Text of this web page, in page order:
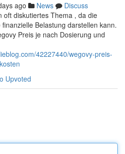
ago News
Discuss
oft diskutiertes Thema , da die
Belastung darstellen kann.
Preis je nach Dosierung und
42227440/wegovy-preis-
Upvoted